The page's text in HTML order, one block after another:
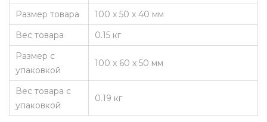
ы
с
к
и
й
2
Размер товара
100 x 50 x 40 мм
Вес товара
0.15 кг
Размер с
упаковкой
100 x 60 x 50 мм
Вес товара с
упаковкой
0.19 кг